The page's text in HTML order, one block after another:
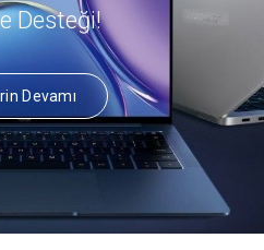
Desteği!
Devamı